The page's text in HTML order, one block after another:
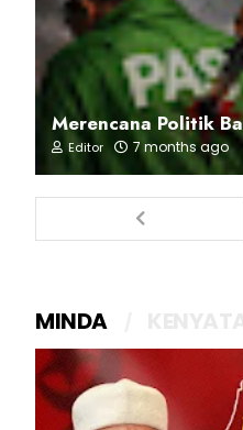
Merencana Politik
Editor 7 months ago
MINDA